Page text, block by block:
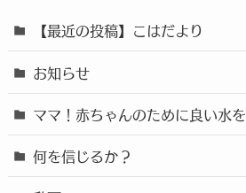
【最近の投稿】こはだより
お知らせ
ママ！赤ちゃんのために良い水
何を信じるか？